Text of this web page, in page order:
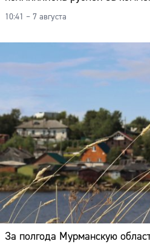
10:41 – 7 августа
За полгода Мурманскую